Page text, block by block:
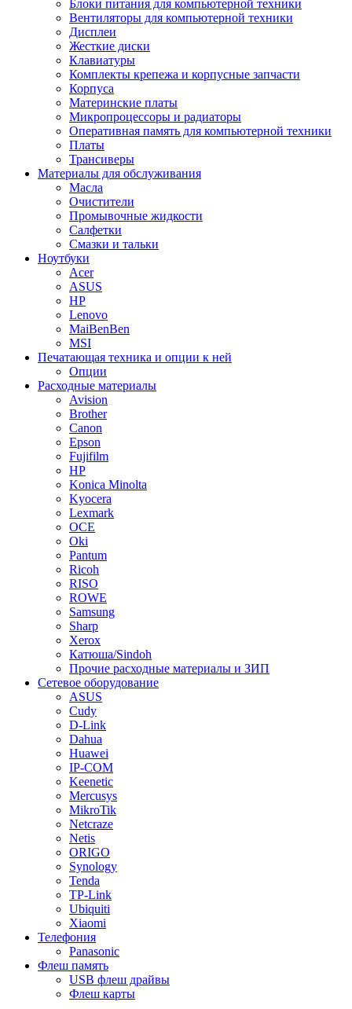
Блоки питания для компьютерной техники
Вентиляторы для компьютерной техники
Дисплеи
Жесткие диски
Клавиатуры
Комплекты крепежа и корпусные запчасти
Корпуса
Материнские платы
Микропроцессоры и радиаторы
Оперативная память для компьютерной техники
Платы
Трансиверы
Материалы для обслуживания
Масла
Очистители
Промывочные жидкости
Салфетки
Смазки и тальки
Ноутбуки
Acer
ASUS
HP
Lenovo
MaiBenBen
MSI
Печатающая техника и опции к ней
Опции
Расходные материалы
Avision
Brother
Canon
Epson
Fujifilm
HP
Konica Minolta
Kyocera
Lexmark
OCE
Oki
Pantum
Ricoh
RISO
ROWE
Samsung
Sharp
Xerox
Катюша/Sindoh
Прочие расходные материалы и ЗИП
Сетевое оборудование
ASUS
Cudy
D-Link
Dahua
Huawei
IP-COM
Keenetic
Mercusys
MikroTik
Netcraze
Netis
ORIGO
Synology
Tenda
TP-Link
Ubiquiti
Xiaomi
Телефония
Panasonic
Флеш память
USB флеш драйвы
Флеш карты